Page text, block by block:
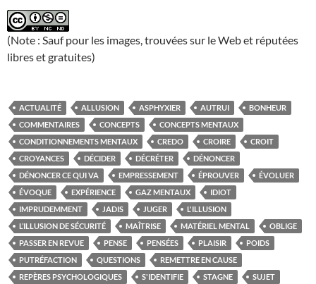
(Note : Sauf pour les images, trouvées sur le Web et réputées
libres et gratuites)
ACTUALITÉ ALLUSION ASPHYXIER AUTRUI
BONHEUR
COMMENTAIRES
CONCEPTS
CONCEPTS MENTAUX
CONDITIONNEMENTS MENTAUX
CREDO CROIRE
CROIT
CROYANCES
DÉCIDER DÉCRÉTER
DÉNONCER
DÉNONCER CE QUI VA
EMPRESSEMENT ÉPROUVER
ÉVOLUER
ÉVOQUE
EXPÉRIENCE GAZ MENTAUX
IDIOT
IMPRUDEMMENT
JADIS JUGER
L'ILLUSION
L’ILLUSION DE SÉCURITÉ
MAÎTRISE MATÉRIEL MENTAL
OBLIGE
PASSER EN REVUE
PENSE PENSÉES PLAISIR
POIDS
PUTRÉFACTION
QUESTIONS
REMETTRE EN CAUSE
REPÈRES PSYCHOLOGIQUES
S'IDENTIFIE STAGNE
SUJET